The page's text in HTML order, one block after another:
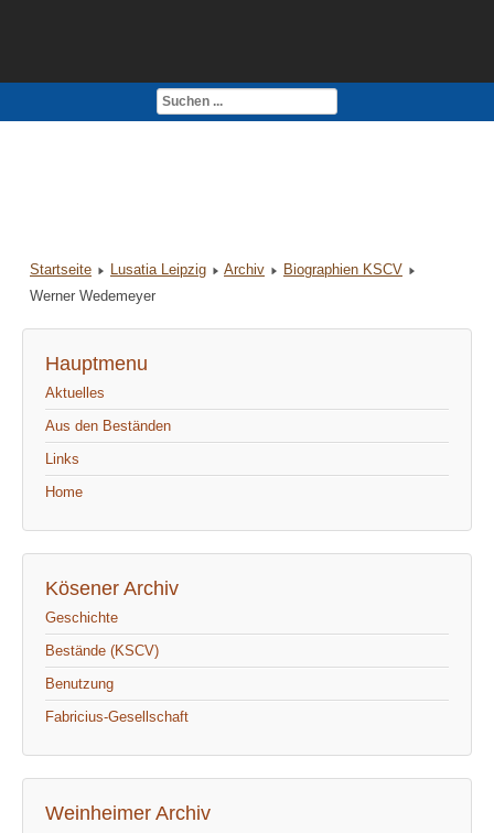
Impressum
Startseite Lusatia Leipzig Archiv
Biographien KSCV
Werner Wedemeyer
Hauptmenu
Aktuelles
Aus den Beständen
Links
Home
Kösener Archiv
Geschichte
Bestände (KSCV)
Benutzung
Fabricius-Gesellschaft
Weinheimer Archiv